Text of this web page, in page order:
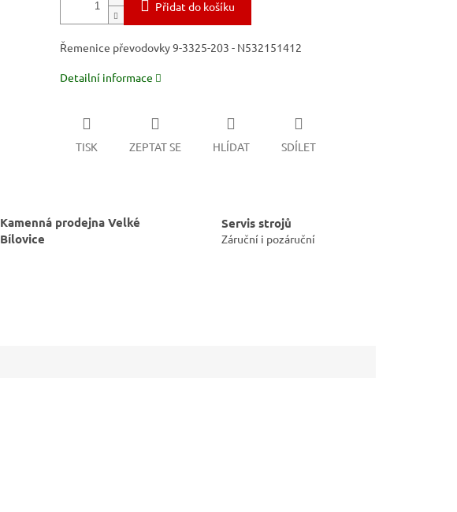
Přidat do košíku
Řemenice převodovky 9-3325-203 - N532151412
Detailní informace
TISK ZEPTAT SE HLÍDAT SDÍLET
Kamenná prodejna Velké
Bílovice
Servis strojů
Záruční i pozáruční